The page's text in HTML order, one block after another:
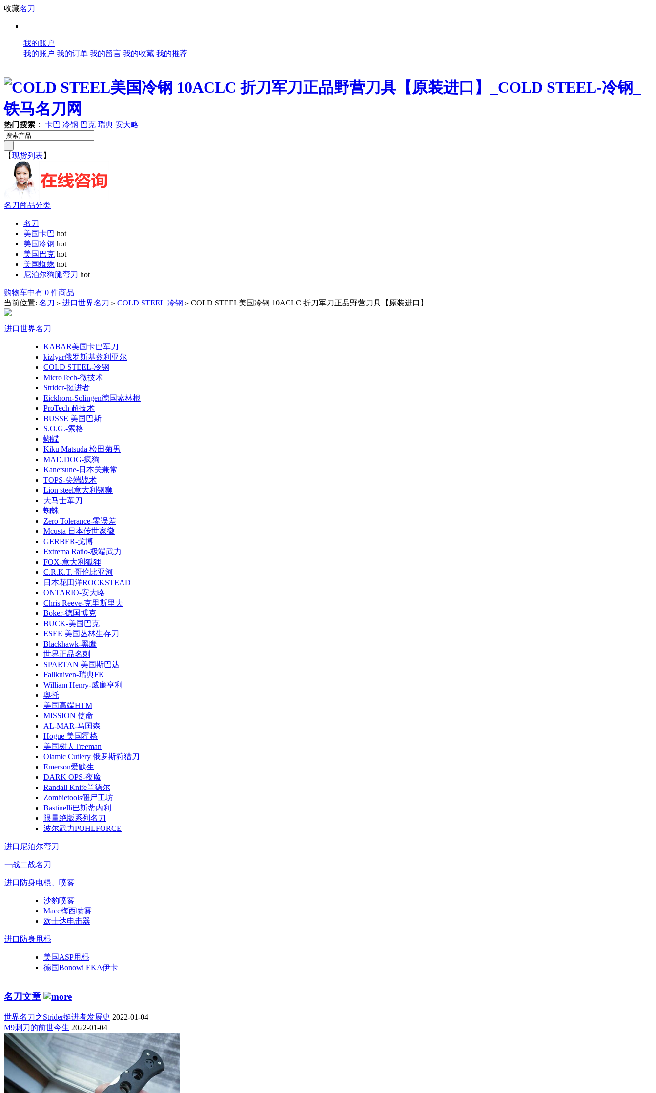
收藏名刀
|
我的账户
我的账户 我的订单 我的留言 我的收藏 我的推荐
热门搜索 ： 卡巴 冷钢 巴克 瑞典 安大略
【现货列表 】
名刀商品分类
名刀
美国卡巴 hot
美国冷钢 hot
美国巴克 hot
美国蜘蛛 hot
尼泊尔狗腿弯刀 hot
购物车中有 0 件商品
当前位置: 名刀 > 进口世界名刀 > COLD STEEL-冷钢 > COLD STEEL美国冷钢 10ACLC 折刀军刀正品野营刀具【原装进口】
进口世界名刀
KABAR美国卡巴军刀
kizlyar俄罗斯基兹利亚尔
COLD STEEL-冷钢
MicroTech-微技术
Strider-挺进者
Eickhorn-Solingen德国索林根
ProTech 超技术
BUSSE 美国巴斯
S.O.G.-索格
蝴蝶
Kiku Matsuda 松田菊男
MAD.DOG-疯狗
Kanetsune-日本关兼常
TOPS-尖端战术
Lion steel意大利钢狮
大马士革刀
蜘蛛
Zero Tolerance-零误差
Mcusta 日本传世家徽
GERBER-戈博
Extrema Ratio-极端武力
FOX-意大利狐狸
C.R.K.T. 哥伦比亚河
日本花田洋ROCKSTEAD
ONTARIO-安大略
Chris Reeve-克里斯里夫
Boker-德国博克
BUCK-美国巴克
ESEE 美国丛林生存刀
Blackhawk-黑鹰
世界正品名刺
SPARTAN 美国斯巴达
Fallkniven-瑞典FK
William Henry-威廉亨利
奥托
美国高端HTM
MISSION 使命
AL-MAR-马囯森
Hogue 美国霍格
美国树人Treeman
Olamic Cutlery 俄罗斯狩猎刀
Emerson爱默生
DARK OPS-夜魔
Randall Knife兰德尔
Zombietools僵尸工坊
Bastinelli巴斯蒂内利
限量绝版系列名刀
波尔武力POHLFORCE
进口尼泊尔弯刀
一战二战名刀
进口防身电棍、喷雾
沙豹喷雾
Mace梅西喷雾
欧士达电击器
进口防身甩棍
美国ASP甩棍
德国Bonowi EKA伊卡
名刀文章
世界名刀之Strider挺进者发展史 2022-01-04
M9刺刀的前世今生 2022-01-04